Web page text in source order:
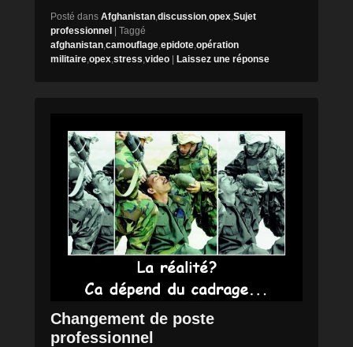
Posté dans Afghanistan,discussion,opex,Sujet
professionnel
Taggé
afghanistan,camouflage,epidote,opération
militaire,opex,stress,video Laissez une réponse
Changement de poste
professionnel